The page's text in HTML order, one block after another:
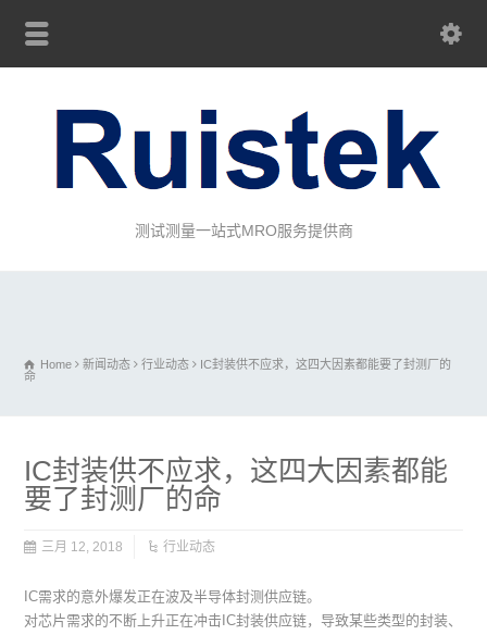
测试测量一站式MRO服务提供商
Home 新闻动态 行业动态
IC封装供不应求，这四大因素都能要了封测厂的
命
IC封装供不应求，这四大因素都能
要了封测厂的命
三月 12, 2018 行业动态
IC需求的意外爆发正在波及半导体封测供应链。
对芯片需求的不断上升正在冲击IC封装供应链，导致某些类型的封装、